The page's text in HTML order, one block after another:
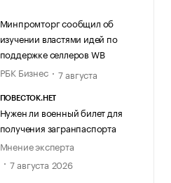
Минпромторг сообщил об
изучении властями идей по
поддержке селлеров WB
РБК Бизнес
7 августа
ПОВЕСТОК.НЕТ
Нужен ли военный билет для
получения загранпаспорта
Мнение эксперта
7 августа 2026